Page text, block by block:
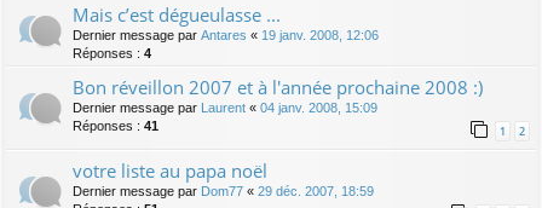
Mais c’est dégueulasse ...
Dernier message par Antares « 19 janv. 2008, 12:06
Réponses : 4
Bon réveillon 2007 et à l'année prochaine 2008 :)
Dernier message par Laurent « 04 janv. 2008, 15:09
Réponses : 41 1 2
votre liste au papa noël
Dernier message par Dom77 « 29 déc. 2007, 18:59